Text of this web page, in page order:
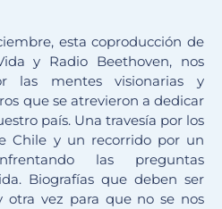
esta coproducción de
y Radio Beethoven, nos
mentes visionarias y
que se atrevieron a dedicar
país. Una travesía por los
Chile y un recorrido por un
las preguntas
Biografías que deben ser
otra vez para que no se nos